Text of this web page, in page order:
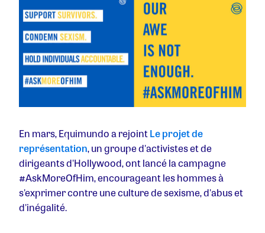
En mars, Equimundo a rejointLe projet de
représentation, un groupe d'activistes et de
dirigeants d'Hollywood, ont lancé la campagne
#AskMoreOfHim, encourageant les hommes à
s'exprimer contre une culture de sexisme, d'abus et
d'inégalité.